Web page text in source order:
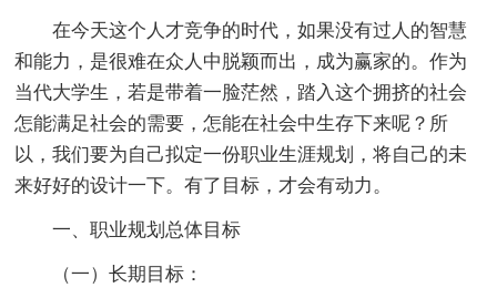
在今天这个人才竞争的时代，如果没有过人的智慧
和能力，是很难在众人中脱颖而出，成为赢家的。作为
当代大学生，若是带着一脸茫然，踏入这个拥挤的社会
怎能满足社会的需要，怎能在社会中生存下来呢？所
以，我们要为自己拟定一份职业生涯规划，将自己的未
来好好的设计一下。有了目标，才会有动力。
一、职业规划总体目标
（一）长期目标：